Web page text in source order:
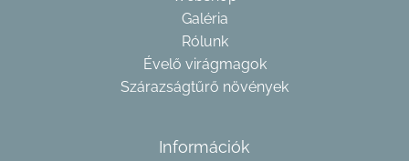
Galéria
Rólunk
Évelő virágmagok
Szárazságtűrő növények
Információk